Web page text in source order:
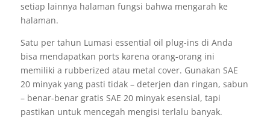
setiap lainnya halaman fungsi bahwa mengarah ke
halaman.
Satu per tahun Lumasi essential oil plug-ins di Anda
bisa mendapatkan ports karena orang-orang ini
memiliki a rubberized atau metal cover. Gunakan SAE
20 minyak yang pasti tidak – deterjen dan ringan, sabun
– benar-benar gratis SAE 20 minyak esensial, tapi
pastikan untuk mencegah mengisi terlalu banyak.